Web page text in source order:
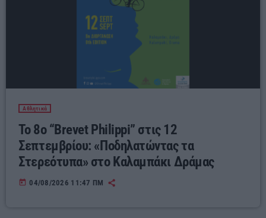
Αθλητικά
Το 8ο “Brevet Philippi” στις 12
Σεπτεμβρίου: «Ποδηλατώντας τα
Στερεότυπα» στο Καλαμπάκι Δράμας
today 04/08/2026 11:47 ΠΜ